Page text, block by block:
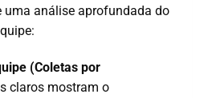
uma análise aprofundada do
(Coletas por
claros mostram o